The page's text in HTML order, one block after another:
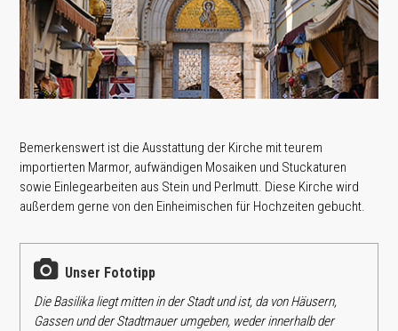
Bemerkenswert ist die Ausstattung der Kirche mit teurem
importierten Marmor, aufwändigen Mosaiken und Stuckaturen
sowie Einlegearbeiten aus Stein und Perlmutt. Diese Kirche wird
außerdem gerne von den Einheimischen für Hochzeiten gebucht.
Unser Fototipp
Die Basilika liegt mitten in der Stadt und ist, da von Häusern,
Gassen und der Stadtmauer umgeben, weder innerhalb der